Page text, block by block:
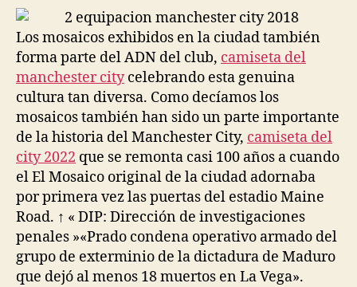
Los mosaicos exhibidos en la ciudad también
forma parte del ADN del club, camiseta del
manchester citycelebrando esta genuina
cultura tan diversa. Como decíamos los
mosaicos también han sido un parte importante
de la historia del Manchester City, camiseta del
city 2022 que se remonta casi 100 años a cuando
el El Mosaico original de la ciudad adornaba
por primera vez las puertas del estadio Maine
Road. ↑ « DIP: Dirección de investigaciones
penales »«Prado condena operativo armado del
grupo de exterminio de la dictadura de Maduro
que dejó al menos 18 muertos en La Vega».